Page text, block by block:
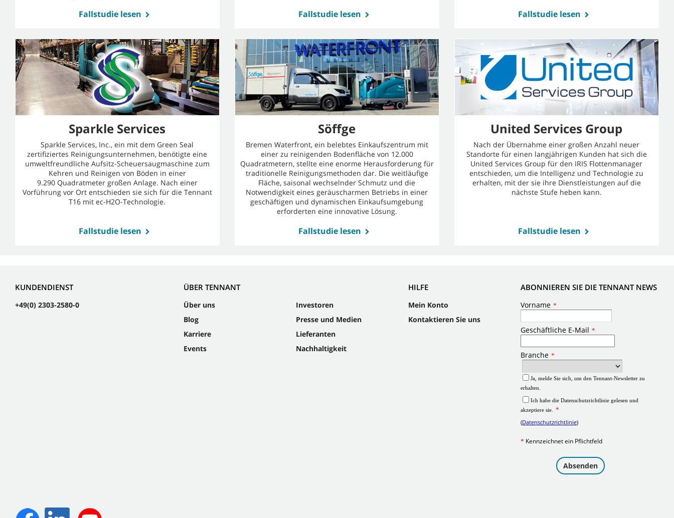
Fallstudie lesen Fallstudie lesen Fallstudie lesen
Sparkle Services
Sparkle Services, Inc., ein mit dem Green Seal
zertifiziertes Reinigungsunternehmen, benötigte eine
umweltfreundliche Aufsitz-Scheuersaugmaschine zum
Kehren und Reinigen von Böden in einer
9.290 Quadratmeter großen Anlage. Nach einer
Vorführung vor Ort entschieden sie sich für die Tennant
T16 mit ec-H2O-Technologie.
Fallstudie lesen
Söffge
Bremen Waterfront, ein belebtes Einkaufszentrum mit
einer zu reinigenden Bodenfläche von 12.000
Quadratmetern, stellte eine enorme Herausforderung für
traditionelle Reinigungsmethoden dar. Die weitläufige
Fläche, saisonal wechselnder Schmutz und die
Notwendigkeit eines geräuscharmen Betriebs in einer
geschäftigen und dynamischen Einkaufsumgebung
erforderten eine innovative Lösung.
Fallstudie lesen
United Services Group
Nach der Übernahme einer großen Anzahl neuer
Standorte für einen langjährigen Kunden hat sich die
United Services Group für den IRIS Flottenmanager
entschieden, um die Intelligenz und Technologie zu
erhalten, mit der sie ihre Dienstleistungen auf die
nächste Stufe heben kann.
Fallstudie lesen
KUNDENDIENST
+49(0) 2303-2580-0
ÜBER TENNANT
Über uns
Blog
Karriere
Events
Investoren
Presse und Medien
Lieferanten
Nachhaltigkeit
HILFE
Mein Konto
Kontaktieren Sie uns
ABONNIEREN SIE DIE TENNANT NEWS